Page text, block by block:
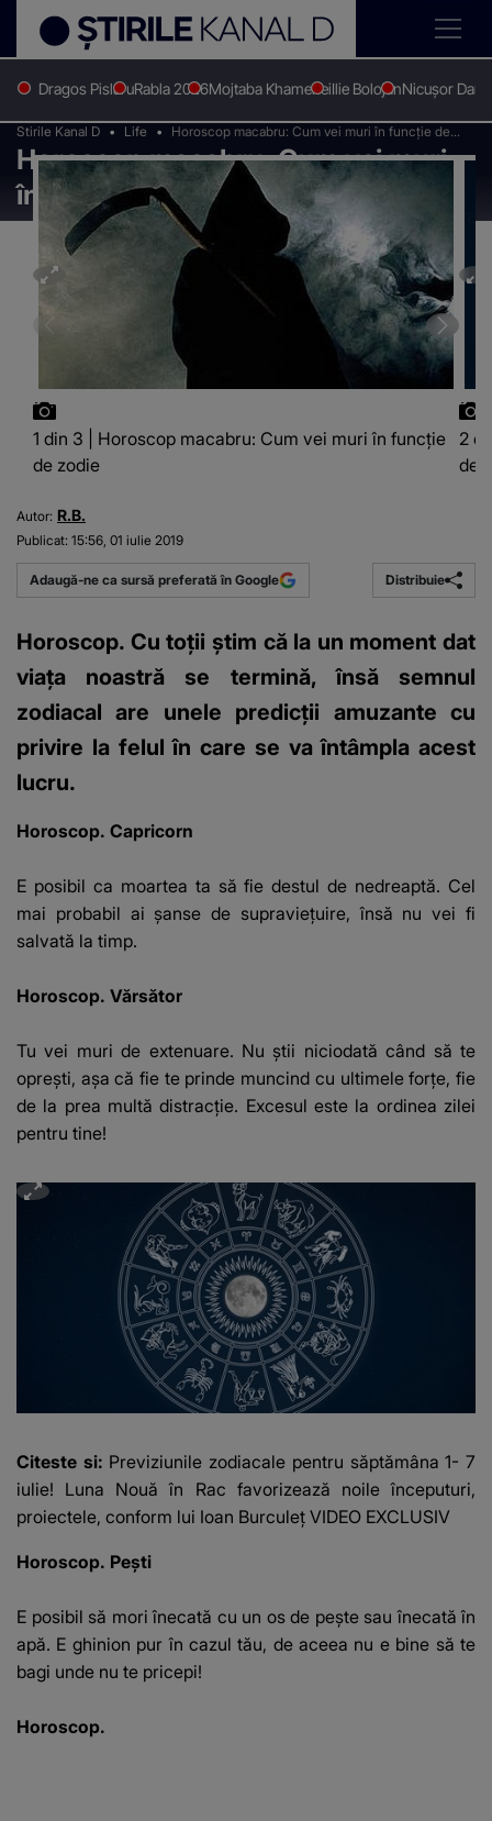
Dragos PislaruRabla 2026Mojtaba KhameneiIlie BolojanNicușor Dan
Stirile Kanal D Life
Horoscop macabru: Cum vei muri în funcţie de
zodie
Horoscop macabru: Cum vei muri
în funcţie de zodie
1 din 3 | Horoscop macabru: Cum vei muri în funcţie
de zodie
2
de
Autor: R.B.
Publicat: 15:56, 01 iulie 2019
Adaugă-ne ca sursă preferată în Google Distribuie
Horoscop. Cu toţii ştim că la un moment dat
viaţa noastră se termină, însă semnul
zodiacal are unele predicţii amuzante cu
privire la felul în care se va întâmpla acest
lucru.
Horoscop. Capricorn
E posibil ca moartea ta să fie destul de nedreaptă. Cel
mai probabil ai şanse de supravieţuire, însă nu vei fi
salvată la timp.
Horoscop. Vărsător
Tu vei muri de extenuare. Nu ştii niciodată când să te
opreşti, aşa că fie te prinde muncind cu ultimele forţe, fie
de la prea multă distracţie. Excesul este la ordinea zilei
pentru tine!
Citeste si: Previziunile zodiacale pentru săptămâna 1- 7
iulie! Luna Nouă în Rac favorizează noile începuturi,
proiectele, conform lui Ioan Burculeț VIDEO EXCLUSIV
Horoscop. Peşti
E posibil să mori înecată cu un os de peşte sau înecată în
apă. E ghinion pur în cazul tău, de aceea nu e bine să te
bagi unde nu te pricepi!
Horoscop.